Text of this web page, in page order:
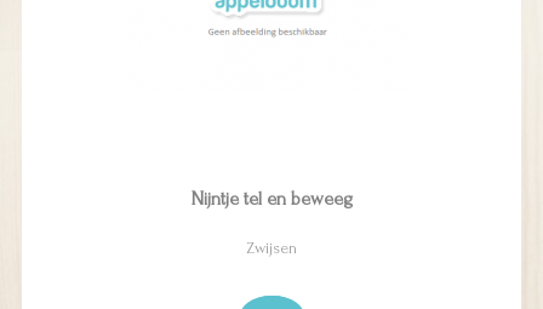
Nijntje tel en beweeg
Zwijsen